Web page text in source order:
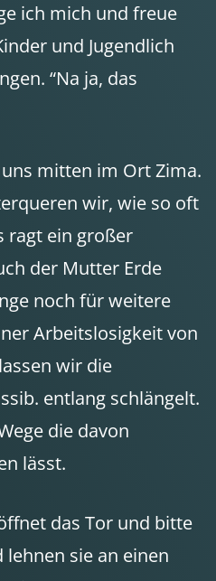
ich mich und freue
und Jugendlich
“Na ja, das
mitten im Ort Zima.
wir, wie so oft
ragt ein großer
der Mutter Erde
noch für weitere
Arbeitslosigkeit von
wir die
entlang schlängelt.
die davon
lässt.
das Tor und bitte
sie an einen